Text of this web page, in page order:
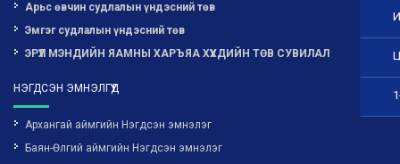
Арьс өвчин судлалын үндэсний төв
Эмгэг судлалын үндэсний төв
ЭРҮҮЛ МЭНДИЙН ЯАМНЫ ХАРЪЯА ХҮҮХДИЙН ТӨВ СУВИЛАЛ
НЭГДСЭН ЭМНЭЛГҮҮД
Архангай аймгийн Нэгдсэн эмнэлэг
Баян-Өлгий аймгийн Нэгдсэн эмнэлэг